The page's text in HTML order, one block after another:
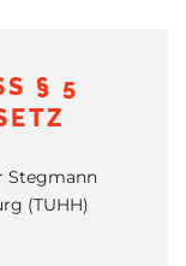
§ 5 T
Stegmann
(TUHH)